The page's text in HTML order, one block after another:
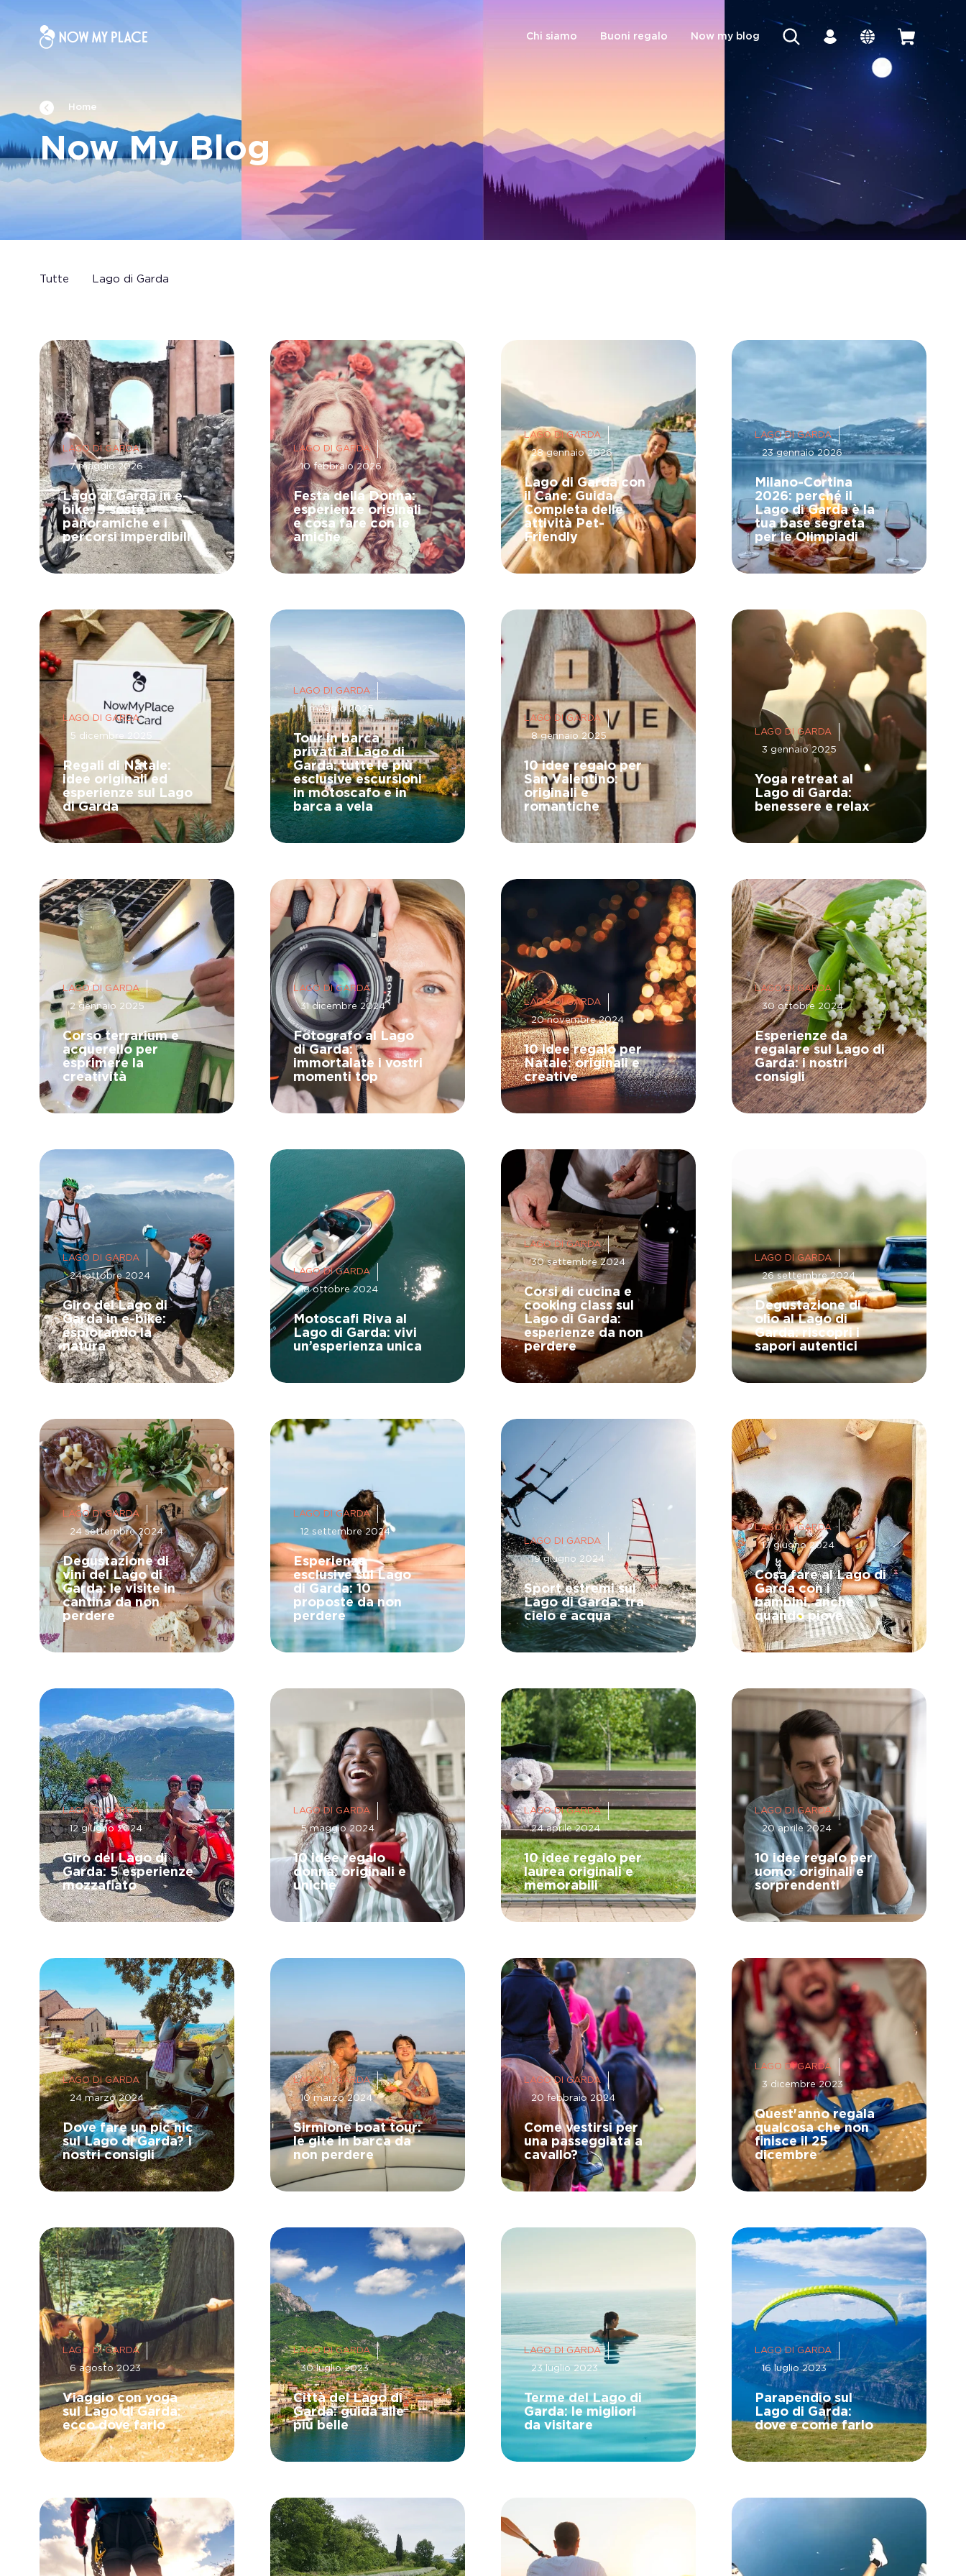
Chi siamo Buoni regalo Now my blog
Home
Now My Blog
Tutte Lago di Garda
LAGO DI GARDA
7 maggio 2026
Lago di Garda in e-
bike: 5 soste
panoramiche e i
percorsi imperdibili
LAGO DI GARDA
10 febbraio 2026
Festa della Donna:
esperienze originali
e cosa fare con le
amiche
LAGO DI GARDA
28 gennaio 2026
Lago di Garda con
il Cane: Guida
Completa delle
attività Pet-
Friendly
LAGO DI GARDA
23 gennaio 2026
Milano-Cortina
2026: perché il
Lago di Garda è la
tua base segreta
per le Olimpiadi
LAGO DI GARDA
5 dicembre 2025
Regali di Natale:
idee originali ed
esperienze sul Lago
di Garda
LAGO DI GARDA
11 maggio 2025
Tour in barca
privati al Lago di
Garda: tutte le più
esclusive escursioni
in motoscafo e in
barca a vela
LAGO DI GARDA
8 gennaio 2025
10 idee regalo per
San Valentino:
originali e
romantiche
LAGO DI GARDA
3 gennaio 2025
Yoga retreat al
Lago di Garda:
benessere e relax
LAGO DI GARDA
2 gennaio 2025
Corso terrarium e
acquerello per
esprimere la
creatività
LAGO DI GARDA
31 dicembre 2024
Fotografo al Lago
di Garda:
immortalate i vostri
momenti top
LAGO DI GARDA
20 novembre 2024
10 idee regalo per
Natale: originali e
creative
LAGO DI GARDA
30 ottobre 2024
Esperienze da
regalare sul Lago di
Garda: i nostri
consigli
LAGO DI GARDA
24 ottobre 2024
Giro del Lago di
Garda in e-bike:
esplorando la
natura
LAGO DI GARDA
18 ottobre 2024
Motoscafi Riva al
Lago di Garda: vivi
un’esperienza unica
LAGO DI GARDA
30 settembre 2024
Corsi di cucina e
cooking class sul
Lago di Garda:
esperienze da non
perdere
LAGO DI GARDA
26 settembre 2024
Degustazione di
olio al Lago di
Garda: riscopri i
sapori autentici
LAGO DI GARDA
24 settembre 2024
Degustazione di
vini del Lago di
Garda: le visite in
cantina da non
perdere
LAGO DI GARDA
12 settembre 2024
Esperienze
esclusive sul Lago
di Garda: 10
proposte da non
perdere
LAGO DI GARDA
19 giugno 2024
Sport estremi sul
Lago di Garda: tra
cielo e acqua
LAGO DI GARDA
17 giugno 2024
Cosa fare al Lago di
Garda con i
bambini, anche
quando piove
LAGO DI GARDA
12 giugno 2024
Giro del Lago di
Garda: 5 esperienze
mozzafiato
LAGO DI GARDA
5 maggio 2024
10 idee regalo
donna: originali e
uniche
LAGO DI GARDA
24 aprile 2024
10 idee regalo per
laurea originali e
memorabili
LAGO DI GARDA
20 aprile 2024
10 idee regalo per
uomo: originali e
sorprendenti
LAGO DI GARDA
24 marzo 2024
Dove fare un pic nic
sul Lago di Garda? I
nostri consigli
LAGO DI GARDA
10 marzo 2024
Sirmione boat tour:
le gite in barca da
non perdere
LAGO DI GARDA
20 febbraio 2024
Come vestirsi per
una passeggiata a
cavallo?
LAGO DI GARDA
3 dicembre 2023
Quest'anno regala
qualcosa che non
finisce il 25
dicembre
LAGO DI GARDA
6 agosto 2023
Viaggio con yoga
sul Lago di Garda:
ecco dove farlo
LAGO DI GARDA
30 luglio 2023
Città del Lago di
Garda: guida alle
più belle
LAGO DI GARDA
23 luglio 2023
Terme del Lago di
Garda: le migliori
da visitare
LAGO DI GARDA
16 luglio 2023
Parapendio sul
Lago di Garda:
dove e come farlo